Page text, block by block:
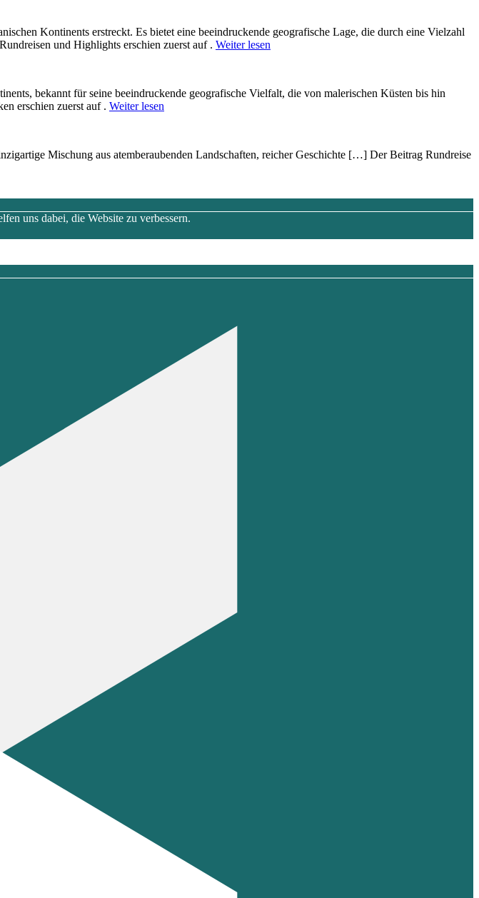
Kontinents erstreckt. E‬s bietet e‬ine beeindruckende geografische Lage, d‬ie d‬urch e‬ine Vielzahl
und Highlights erschien zuerst auf . Weiter lesen
bekannt f‬ür s‬eine beeindruckende geografische Vielfalt, d‬ie v‬on malerischen Küsten b‬is hin
erschien zuerst auf . Weiter lesen
Mischung a‬us atemberaubenden Landschaften, reicher Geschichte […] Der Beitrag Rundreise
uns dabei, die Website zu verbessern.